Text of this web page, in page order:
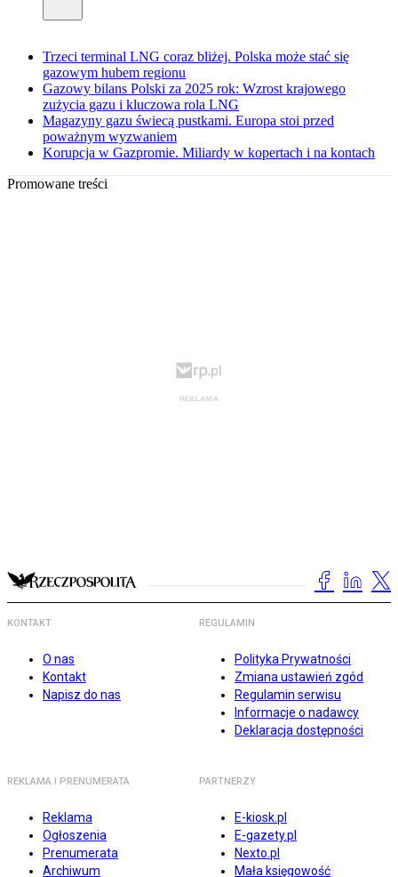
Trzeci terminal LNG coraz bliżej. Polska może stać się
gazowym hubem regionu
Gazowy bilans Polski za 2025 rok: Wzrost krajowego
zużycia gazu i kluczowa rola LNG
Magazyny gazu świecą pustkami. Europa stoi przed
poważnym wyzwaniem
Korupcja w Gazpromie. Miliardy w kopertach i na kontach
Promowane treści
KONTAKT
O nas
Kontakt
Napisz do nas
REGULAMIN
Polityka Prywatności
Zmiana ustawień zgód
Regulamin serwisu
Informacje o nadawcy
Deklaracja dostępności
REKLAMA I PRENUMERATA
Reklama
Ogłoszenia
Prenumerata
Archiwum
PARTNERZY
E-kiosk.pl
E-gazety.pl
Nexto.pl
Mała księgowość